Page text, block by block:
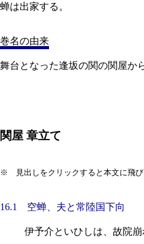
蝉は出家する。
巻名の由来
舞台となった逢坂の関の関屋か
関屋 章立て
※ 見出しをクリックすると本文に飛び
16.1 空蝉、夫と常陸国下向
伊予介といひしは、故院